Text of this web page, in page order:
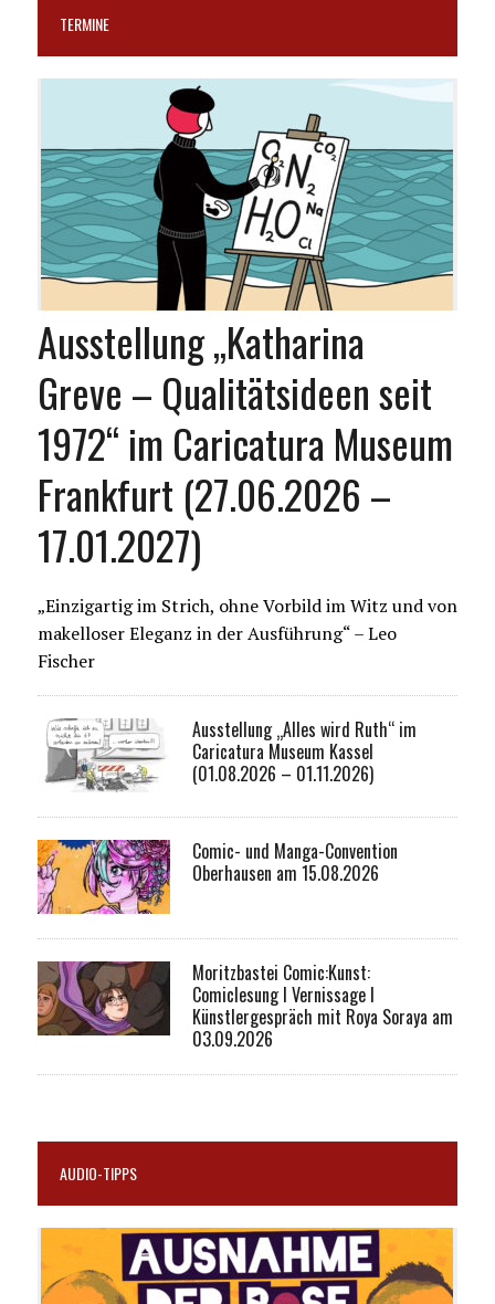
TERMINE
Ausstellung „Katharina
Greve – Qualitätsideen seit
1972“ im Caricatura Museum
Frankfurt (27.06.2026 –
17.01.2027)
„Einzigartig im Strich, ohne Vorbild im Witz und von
makelloser Eleganz in der Ausführung“ – Leo
Fischer
Ausstellung „Alles wird Ruth“ im
Caricatura Museum Kassel
(01.08.2026 – 01.11.2026)
Comic- und Manga-Convention
Oberhausen am 15.08.2026
Moritzbastei Comic:Kunst:
Comiclesung I Vernissage I
Künstlergespräch mit Roya Soraya am
03.09.2026
AUDIO-TIPPS